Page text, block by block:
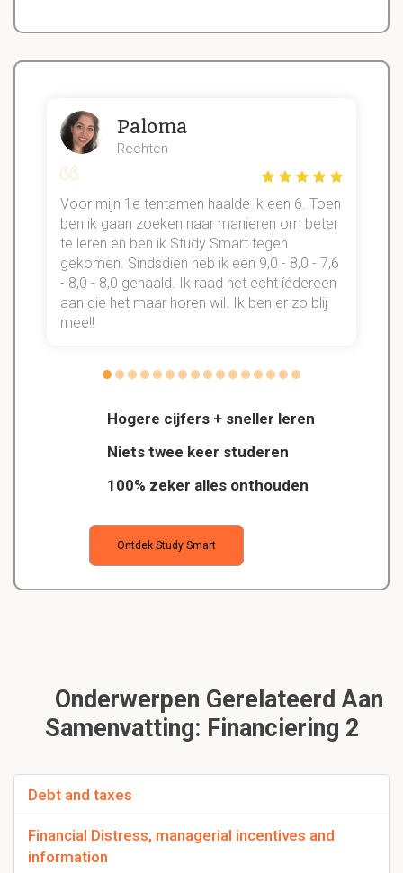
Hogere cijfers + sneller leren
Niets twee keer studeren
100% zeker alles onthouden
Ontdek Study Smart
Paloma
Rechten
Voor mijn 1e tentamen haalde ik een 6. Toen
ben ik gaan zoeken naar manieren om beter
te leren en ben ik Study Smart tegen
gekomen. Sindsdien heb ik een 9,0 - 8,0 - 7,6
- 8,0 - 8,0 gehaald. Ik raad het echt íédereen
aan die het maar horen wil. Ik ben er zo blij
mee!!
Onderwerpen Gerelateerd Aan
Samenvatting: Financiering 2
Debt and taxes
Financial Distress, managerial incentives and
information